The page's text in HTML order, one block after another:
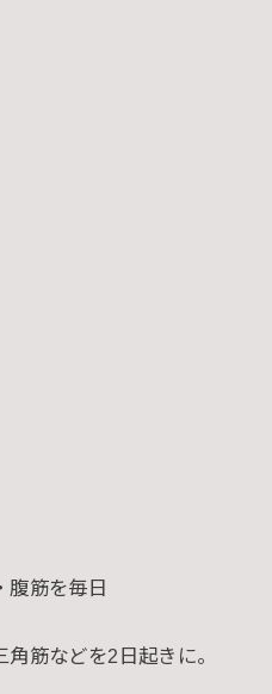
腹筋を毎日
筋などを2日起きに。